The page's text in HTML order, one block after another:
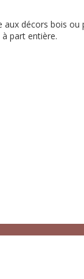
décors bois ou
part entière.